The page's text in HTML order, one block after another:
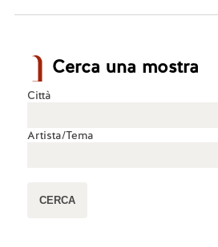
Cerca una mostra
Città
Artista/Tema